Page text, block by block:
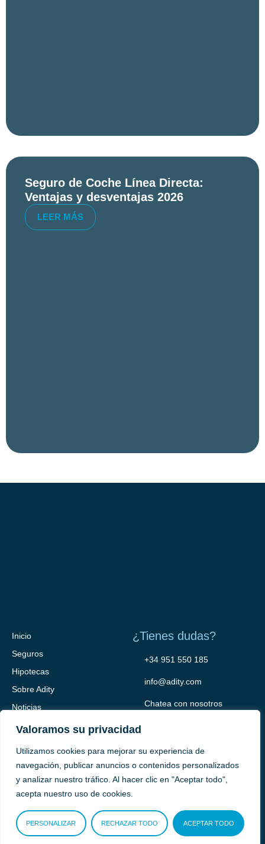
Valoramos su privacidad
Utilizamos cookies para mejorar su experiencia de
navegación, publicar anuncios o contenidos personalizados
y analizar nuestro tráfico. Al hacer clic en "Aceptar todo",
acepta nuestro uso de cookies.
PERSONALIZAR RECHAZAR TODO ACEPTAR TODO
Seguro de Coche Línea Directa:
Ventajas y desventajas 2026
LEER MÁS
Inicio
Seguros
Hipotecas
Sobre Adity
Noticias
Contacto
¿Tienes dudas?
+34 951 550 185
info@adity.com
Chatea con nosotros
Adity Seguros – Mapa del Sitio –
Términos y condiciones –